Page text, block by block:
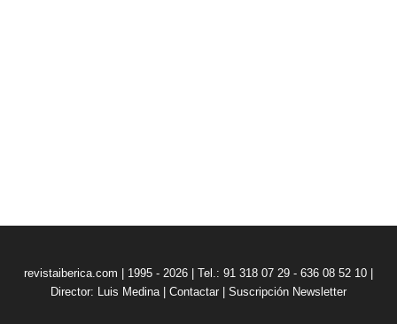
revistaiberica.com | 1995 - 2026 | Tel.: 91 318 07 29 - 636 08 52 10 |
Director: Luis Medina| Contactar Suscripción Newsletter